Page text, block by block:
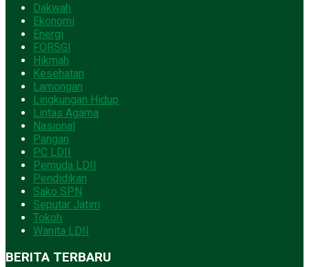
Dakwah
Ekonomi
Energi
FORSGI
Hikmah
Kesehatan
Lamongan
Lingkungan Hidup
Lintas Agama
Nasional
Pangan
PC LDII
Pemuda LDII
Pendidikan
Sako SPN
Seputar Jatim
Tokoh
Wanita LDII
BERITA TERBARU